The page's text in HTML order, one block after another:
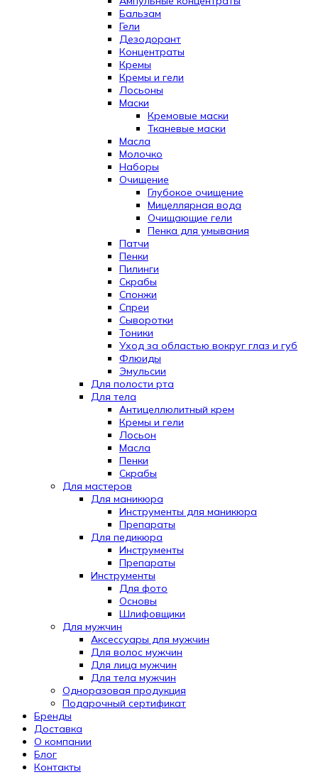
Бальзам
Гели
Дезодорант
Концентраты
Кремы
Кремы и гели
Лосьоны
Маски
Кремовые маски
Тканевые маски
Масла
Молочко
Наборы
Очищение
Глубокое очищение
Мицеллярная вода
Очищающие гели
Пенка для умывания
Патчи
Пенки
Пилинги
Скрабы
Спонжи
Спреи
Сыворотки
Тоники
Уход за областью вокруг глаз и губ
Флюиды
Эмульсии
Для полости рта
Для тела
Антицеллюлитный крем
Кремы и гели
Лосьон
Масла
Пенки
Скрабы
Для мастеров
Для маникюра
Инструменты для маникюра
Препараты
Для педикюра
Инструменты
Препараты
Инструменты
Для фото
Основы
Шлифовщики
Для мужчин
Аксессуары для мужчин
Для волос мужчин
Для лица мужчин
Для тела мужчин
Одноразовая продукция
Подарочный сертификат
Automatically
Hierarchic
Categories
Menu
Бренды
Доставка
О компании
Блог
Контакты